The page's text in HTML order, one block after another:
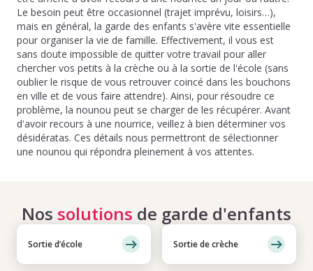
Le besoin peut être occasionnel (trajet imprévu, loisirs…),
mais en général, la garde des enfants s'avère vite essentielle
pour organiser la vie de famille. Effectivement, il vous est
sans doute impossible de quitter votre travail pour aller
chercher vos petits à la crèche ou à la sortie de l'école (sans
oublier le risque de vous retrouver coincé dans les bouchons
en ville et de vous faire attendre). Ainsi, pour résoudre ce
problème, la nounou peut se charger de les récupérer. Avant
d'avoir recours à une nourrice, veillez à bien déterminer vos
désidératas. Ces détails nous permettront de sélectionner
une nounou qui répondra pleinement à vos attentes.
Nos solutions de garde d'enfants
Sortie d’école Sortie de crèche